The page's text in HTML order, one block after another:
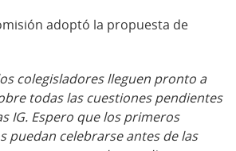
adoptó la propuesta de
colegisladores lleguen pronto a
todas las cuestiones pendientes
IG. Espero que los primeros
puedan celebrarse antes de las